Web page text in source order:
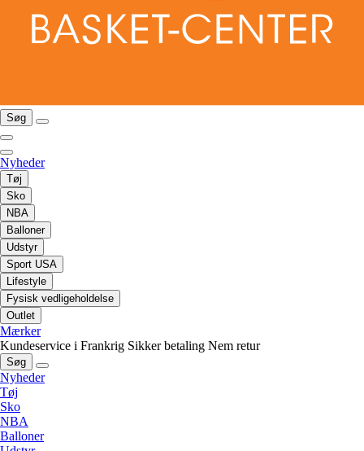
Søg
Nyheder
Tøj
Sko
NBA
Balloner
Udstyr
Sport USA
Lifestyle
Fysisk vedligeholdelse
Outlet
Mærker
Kundeservice i Frankrig Sikker betaling Nem retur
Søg
Nyheder
Tøj
Sko
NBA
Balloner